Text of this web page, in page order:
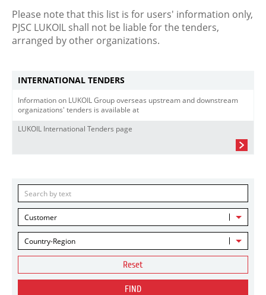
Please note that this list is for users' information only,
PJSC LUKOIL shall not be liable for the tenders,
arranged by other organizations.
INTERNATIONAL TENDERS
Information on LUKOIL Group overseas upstream and downstream
organizations' tenders is available at
LUKOIL International Tenders page
Customer
Country-Region
Reset
FIND